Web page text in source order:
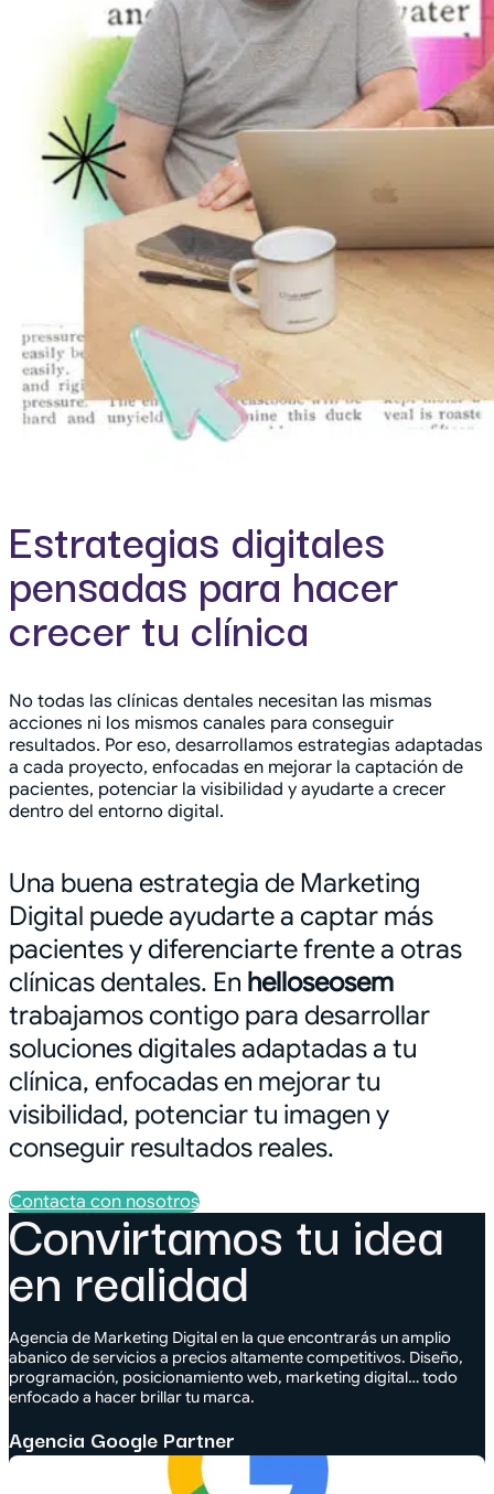
Estrategias digitales
pensadas para hacer
crecer tu clínica
No todas las clínicas dentales necesitan las mismas
acciones ni los mismos canales para conseguir
resultados. Por eso, desarrollamos estrategias adaptadas
a cada proyecto, enfocadas en mejorar la captación de
pacientes, potenciar la visibilidad y ayudarte a crecer
dentro del entorno digital.
Una buena estrategia de Marketing
Digital puede ayudarte a captar más
pacientes y diferenciarte frente a otras
clínicas dentales. En helloseosem
trabajamos contigo para desarrollar
soluciones digitales adaptadas a tu
clínica, enfocadas en mejorar tu
visibilidad, potenciar tu imagen y
conseguir resultados reales.
Contacta con nosotros
Convirtamos tu idea
en realidad
Agencia de Marketing Digital en la que encontrarás un amplio
abanico de servicios a precios altamente competitivos. Diseño,
programación, posicionamiento web, marketing digital… todo
enfocado a hacer brillar tu marca.
Agencia Google Partner